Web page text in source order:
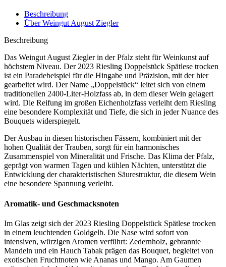
Beschreibung
Über Weingut August Ziegler
Beschreibung
Das Weingut August Ziegler in der Pfalz steht für Weinkunst auf
höchstem Niveau. Der 2023 Riesling Doppelstück Spätlese trocken
ist ein Paradebeispiel für die Hingabe und Präzision, mit der hier
gearbeitet wird. Der Name „Doppelstück“ leitet sich von einem
traditionellen 2400-Liter-Holzfass ab, in dem dieser Wein gelagert
wird. Die Reifung im großen Eichenholzfass verleiht dem Riesling
eine besondere Komplexität und Tiefe, die sich in jeder Nuance des
Bouquets widerspiegelt.
Der Ausbau in diesen historischen Fässern, kombiniert mit der
hohen Qualität der Trauben, sorgt für ein harmonisches
Zusammenspiel von Mineralität und Frische. Das Klima der Pfalz,
geprägt von warmen Tagen und kühlen Nächten, unterstützt die
Entwicklung der charakteristischen Säurestruktur, die diesem Wein
eine besondere Spannung verleiht.
Aromatik- und Geschmacksnoten
Im Glas zeigt sich der 2023 Riesling Doppelstück Spätlese trocken
in einem leuchtenden Goldgelb. Die Nase wird sofort von
intensiven, würzigen Aromen verführt: Zedernholz, gebrannte
Mandeln und ein Hauch Tabak prägen das Bouquet, begleitet von
exotischen Fruchtnoten wie Ananas und Mango. Am Gaumen